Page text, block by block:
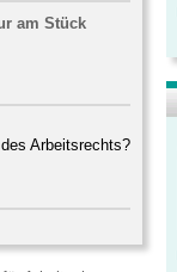
am Stück
Arbeitsrechts?